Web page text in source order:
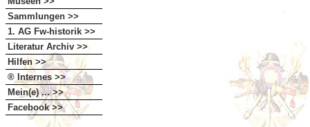
Sammlungen >>
1. AG Fw-historik >>
Literatur Archiv >>
Hilfen >>
® Internes >>
Mein(e) ... >>
Facebook >>